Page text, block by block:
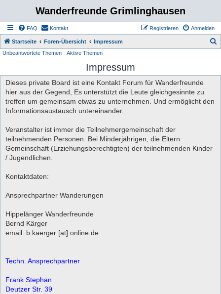
Wanderfreunde Grimlinghausen
FAQ Kontakt Anmelden
Registrieren
Startseite Foren-Übersicht Impressum
h
Unbeantwortete Themen Aktive Themen
Impressum
Dieses private Board ist eine Kontakt Forum für Wanderfreunde
hier aus der Gegend, Es unterstützt die Leute gleichgesinnte zu
treffen um gemeinsam etwas zu unternehmen. Und ermöglicht den
Informationsaustausch untereinander.
Veranstalter ist immer die Teilnehmergemeinschaft der
teilnehmenden Personen. Bei Minderjährigen, die Eltern
Gemeinschaft (Erziehungsberechtigten) der teilnehmenden Kinder
/ Jugendlichen.
Kontaktdaten:
Ansprechpartner Wanderungen
Hippelänger Wanderfreunde
Bernd Kärger
email: b.kaerger [at] online.de
Techn. Ansprechpartner
Frank Stephan
Deutzer Str. 39